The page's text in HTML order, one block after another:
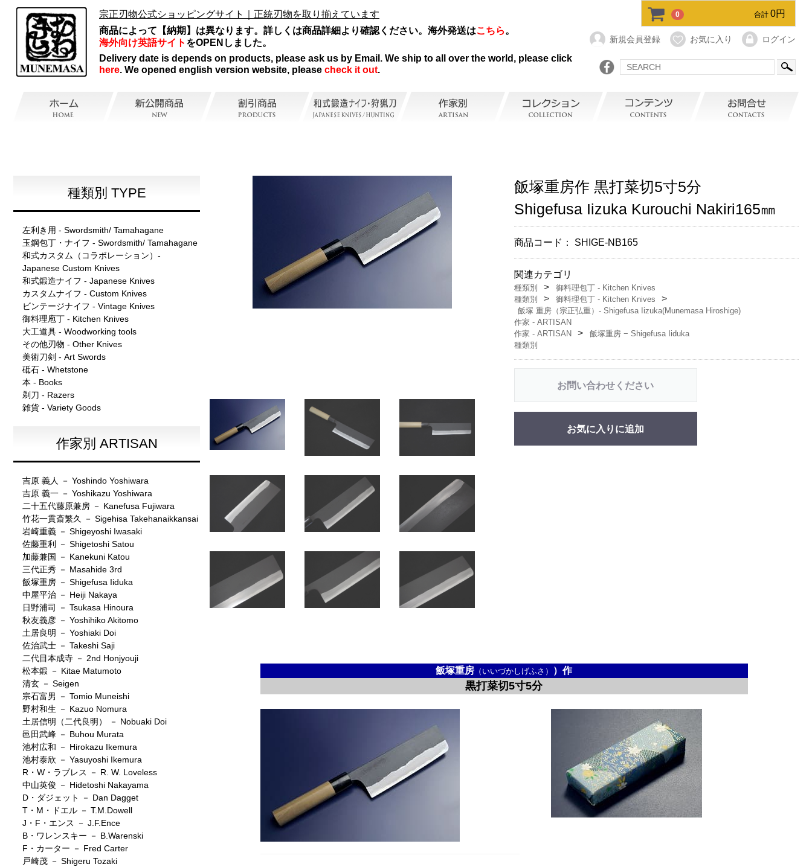
0 合計 0円
新規会員登録 お気に入り ログイン
宗正刃物公式ショッピングサイト｜正統刃物を取り揃えています
商品によって【納期】は異なります。詳しくは商品詳細より確認ください。海外発送はこちら。
海外向け英語サイト をOPENしました。
Delivery date is depends on products, please ask us by Email. We ship to all over the world, please click
here. We opened english version website, please check it out.
種類別 TYPE
左利き用 - Swordsmith/ Tamahagane
玉鋼包丁・ナイフ - Swordsmith/ Tamahagane
和式カスタム（コラボレーション）-
Japanese Custom Knives
和式鍛造ナイフ - Japanese Knives
カスタムナイフ - Custom Knives
ビンテージナイフ - Vintage Knives
御料理庖丁 - Kitchen Knives
大工道具 - Woodworking tools
その他刃物 - Other Knives
美術刀剣 - Art Swords
砥石 - Whetstone
本 - Books
剃刀 - Razers
雑貨 - Variety Goods
作家別 ARTISAN
吉原 義人 － Yoshindo Yoshiwara
吉原 義一 － Yoshikazu Yoshiwara
二十五代藤原兼房 － Kanefusa Fujiwara
竹花一貫斎繁久 － Sigehisa Takehanaikkansai
岩崎重義 － Shigeyoshi Iwasaki
佐藤重利 － Shigetoshi Satou
加藤兼国 － Kanekuni Katou
三代正秀 － Masahide 3rd
飯塚重房 － Shigefusa Iiduka
中屋平治 － Heiji Nakaya
日野浦司 － Tsukasa Hinoura
秋友義彦 － Yoshihiko Akitomo
土居良明 － Yoshiaki Doi
佐治武士 － Takeshi Saji
二代目本成寺 － 2nd Honjyouji
松本鍛 － Kitae Matumoto
清玄 － Seigen
宗石富男 － Tomio Muneishi
野村和生 － Kazuo Nomura
土居信明（二代良明） － Nobuaki Doi
邑田武峰 － Buhou Murata
池村広和 － Hirokazu Ikemura
池村泰欣 － Yasuyoshi Ikemura
R・W・ラブレス － R. W. Loveless
中山英俊 － Hidetoshi Nakayama
D・ダジェット － Dan Dagget
T・M・ドエル － T.M.Dowell
J・F・エンス － J.F.Ence
B・ワレンスキー － B.Warenski
F・カーター － Fred Carter
戸崎茂 － Shigeru Tozaki
飯塚重房作 黒打菜切5寸5分
Shigefusa Iizuka Kurouchi Nakiri165㎜
商品コード： SHIGE-NB165
関連カテゴリ
種類別
御料理包丁 - Kitchen Knives
種類別
御料理包丁 - Kitchen Knives
飯塚 重房（宗正弘重）- Shigefusa Iizuka(Munemasa Hiroshige)
作家 - ARTISAN
作家 - ARTISAN
飯塚重房 − Shigefusa Iiduka
種類別
お問い合わせください
お気に入りに追加
飯塚重房 （いいづかしげふさ） ）作
黒打菜切5寸5分